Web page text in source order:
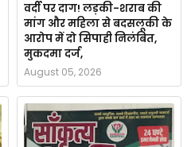
वर्दी पर दाग! लड़की-शराब की
मांग और महिला से बदसलूकी के
आरोप में दो सिपाही निलंबित,
मुकदमा दर्ज,
August 05, 2026